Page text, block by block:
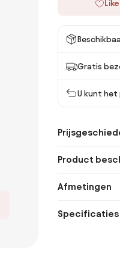
Like
Gratis
U kunt het
Product
Afmetingen
Specificaties